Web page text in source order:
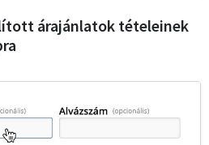
árajánlatok tételeinek